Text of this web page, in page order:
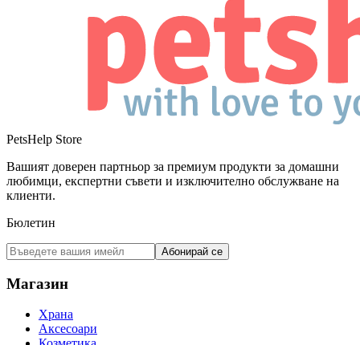
PetsHelp Store
Вашият доверен партньор за премиум продукти за домашни
любимци, експертни съвети и изключително обслужване на
клиенти.
Бюлетин
Абонирай се
Магазин
Храна
Аксесоари